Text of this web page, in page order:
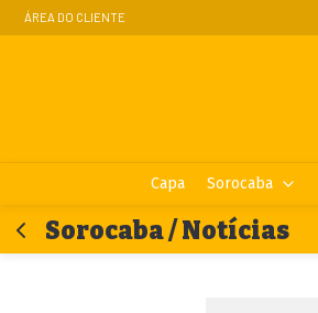
ÁREA DO CLIENTE
Capa Sorocaba
Sorocaba / Notícias